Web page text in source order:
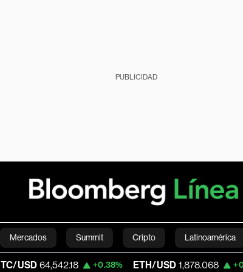
PUBLICIDAD
Mercados Summit Cripto Latinoamérica
Economía Estilo de vida Mundo
+0.38% ETH/USD 1,878.068 +0.14% Visa